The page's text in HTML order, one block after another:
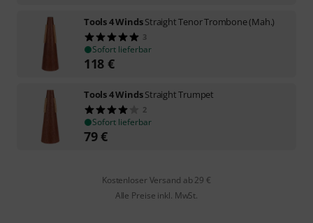
Tools 4 WindsStraight Tenor Trombone (Mah.)
3
Sofort lieferbar
118 €
Tools 4 WindsStraight Trumpet
2
Sofort lieferbar
79€
Kostenloser Versand ab 29 €
Alle Preise inkl. MwSt.